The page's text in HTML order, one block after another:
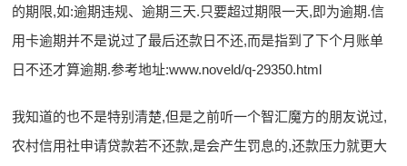
的期限,如:逾期违规、逾期三天.只要超过期限一天,即为逾期.信
用卡逾期并不是说过了最后还款日不还,而是指到了下个月账单
日不还才算逾期.参考地址:www.noveld/q-29350.html
我知道的也不是特别清楚,但是之前听一个智汇魔方的朋友说过,
农村信用社申请贷款若不还款,是会产生罚息的,还款压力就更大